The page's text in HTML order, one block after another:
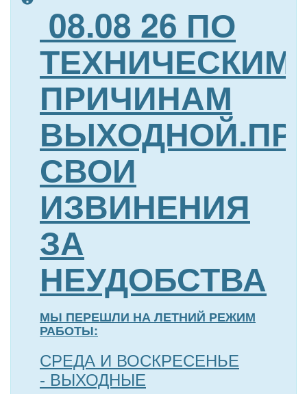
08.08 26 ПО
ТЕХНИЧЕСКИМ
ПРИЧИНАМ
СВОИ
ИЗВИНЕНИЯ
ЗА
НЕУДОБСТВА
МЫ ПЕРЕШЛИ НА ЛЕТНИЙ РЕЖИМ
РАБОТЫ:
СРЕДА И ВОСКРЕСЕНЬЕ
- ВЫХОДНЫЕ